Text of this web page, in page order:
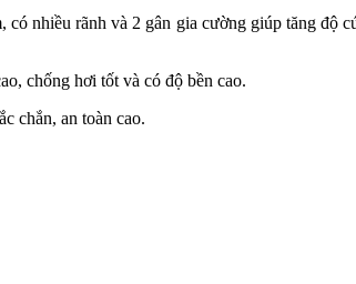
nhiều rãnh và 2 gân gia cường giúp tăng độ
chống hơi tốt và có độ bền cao.
chắn, an toàn cao.